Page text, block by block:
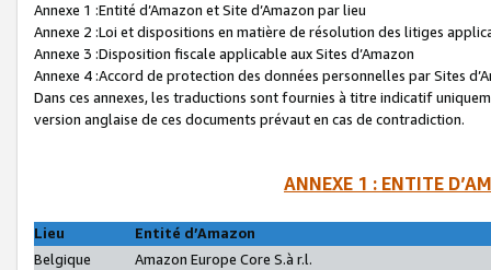
Annexe 1 :Entité d’Amazon et Site d’Amazon par lieu
Annexe 2 :Loi et dispositions en matière de résolution des litiges
Annexe 3 :Disposition fiscale applicable aux Sites d’Amazon
Annexe 4 :Accord de protection des données personnelles par Sites
Dans ces annexes, les traductions sont fournies à titre indicatif
version anglaise de ces documents prévaut en cas de contradiction.
ANNEXE 1 : ENTITE
Lieu
Entité d’Amazon
Belgique
Amazon Europe Core S.à r.l.